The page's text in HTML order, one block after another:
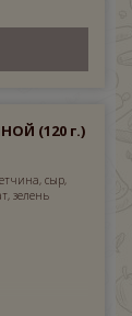
(120 г.)
сыр,
зелень